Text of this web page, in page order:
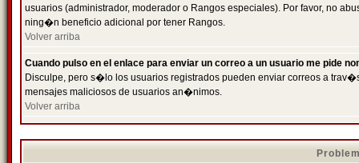
usuarios (administrador, moderador o Rangos especiales). Por favor, no
ning�n beneficio adicional por tener Rangos.
Volver arriba
Cuando pulso en el enlace para enviar un correo a un usuario me pide
Disculpe, pero s�lo los usuarios registrados pueden enviar correos a
mensajes maliciosos de usuarios an�nimos.
Volver arriba